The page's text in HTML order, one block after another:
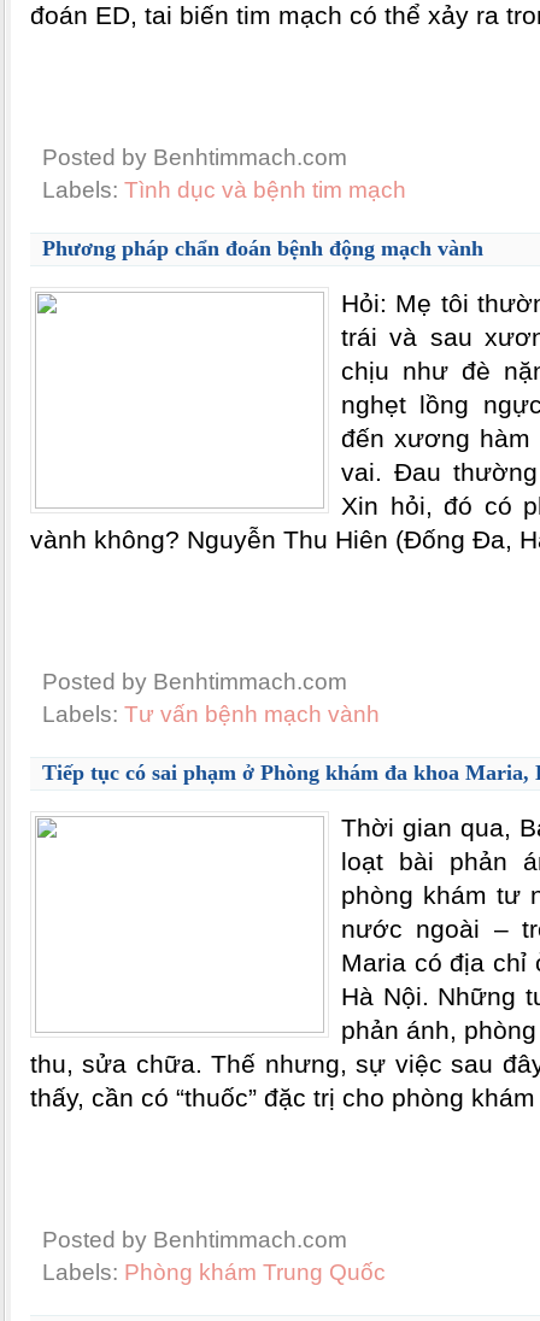
đoán ED, tai biến tim mạch có thể xảy ra
Posted by Benhtimmach.com
Labels: Tình dục và bệnh tim mạch
Phương pháp chẩn đoán bệnh động mạch vành
Hỏi: Mẹ tôi
trái và sau
chịu như đè
nghẹt lồng
đến xương
vai. Đau
Xin hỏi, đó có
vành không? Nguyễn Thu Hiên (Đống Đa,
Posted by Benhtimmach.com
Labels: Tư vấn bệnh mạch vành
Tiếp tục có sai phạm ở Phòng khám đa khoa Maria,
Thời gian qua,
loạt bài phản
phòng khám tư
nước ngoài –
Maria có địa chỉ
Hà Nội. Những
phản ánh,
thu, sửa chữa. Thế nhưng, sự việc sau
thấy, cần có “thuốc” đặc trị cho phòng
Posted by Benhtimmach.com
Labels: Phòng khám Trung Quốc